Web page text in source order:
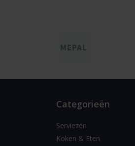
Categorieën
Serviezen
Koken & Eten